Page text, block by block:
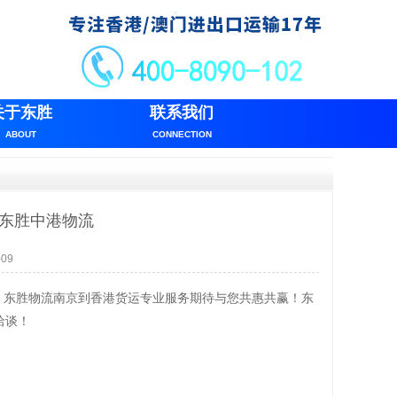
于东胜
ABOUT
联系我们
CONNECTION
胜中港物流
胜物流南京到香港货运专业服务期待与您共惠共赢！东
！